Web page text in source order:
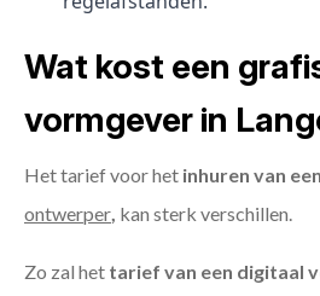
Wat kost een
vormgever in
Het tarief voor het inhuren van een
ontwerper kan sterk verschillen.
Zo zal het tarief van een digitaal